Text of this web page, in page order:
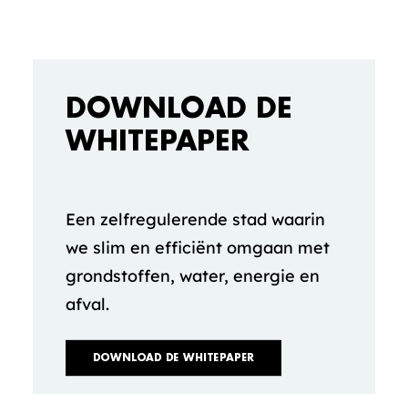
DOWNLOAD DE
WHITEPAPER
Een zelfregulerende stad waarin
we slim en efficiënt omgaan met
grondstoffen, water, energie en
afval.
DOWNLOAD DE WHITEPAPER